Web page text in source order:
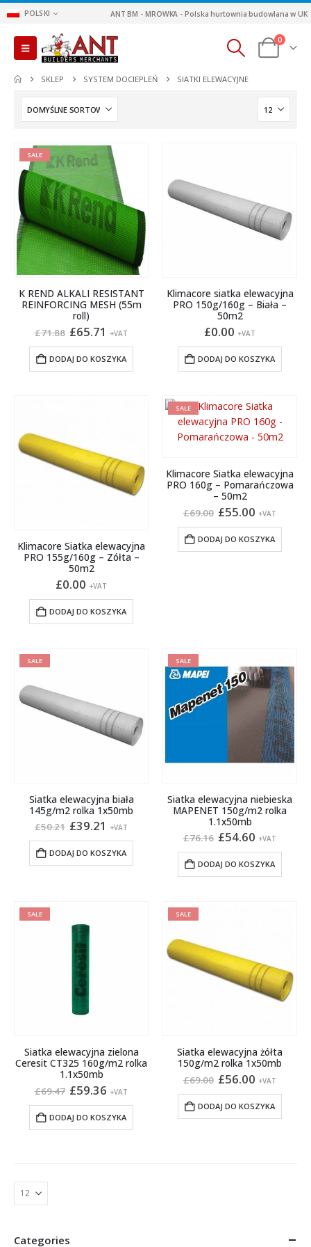
POLSKI ANT BM - MROWKA - Polska hurtownia budowlana w UK
0
SKLEP SYSTEM DOCIEPLEŃ SIATKI ELEWACYJNE
SALE
K REND ALKALI RESISTANT
REINFORCING MESH (55m
roll)
£71.88 Pierwotna
cena
wynosiła:
£71.88.
£65.71 Aktualna
cena
wynosi:
£65.71.
+VAT
DODAJ DO KOSZYKA
Klimacore siatka elewacyjna
PRO 150g/160g – Biała –
50m2
£0.00 +VAT
DODAJ DO KOSZYKA
Klimacore Siatka elewacyjna
PRO 155g/160g – Zółta –
50m2
£0.00 +VAT
DODAJ DO KOSZYKA
SALE
Klimacore Siatka elewacyjna
PRO 160g – Pomarańczowa
– 50m2
£69.00 Pierwotna
wynosiła:
£69.00.
£55.00 Aktualna
wynosi:
£55.00.
+VAT
DODAJ DO KOSZYKA
SALE
Siatka elewacyjna biała
145g/m2 rolka 1x50mb
£50.21 Pierwotna
wynosiła:
£50.21.
£39.21 Aktualna
wynosi:
£39.21.
+VAT
DODAJ DO KOSZYKA
SALE
Siatka elewacyjna niebieska
MAPENET 150g/m2 rolka
1.1x50mb
£76.16 Pierwotna
wynosiła:
£76.16.
£54.60 Aktualna
wynosi:
£54.60.
+VAT
DODAJ DO KOSZYKA
SALE
Siatka elewacyjna zielona
Ceresit CT325 160g/m2 rolka
1.1x50mb
£69.47 Pierwotna
wynosiła:
£69.47.
£59.36 Aktualna
wynosi:
£59.36.
+VAT
DODAJ DO KOSZYKA
SALE
Siatka elewacyjna żółta
150g/m2 rolka 1x50mb
£69.00 Pierwotna
wynosiła:
£69.00.
£56.00 Aktualna
wynosi:
£56.00.
+VAT
DODAJ DO KOSZYKA
Categories